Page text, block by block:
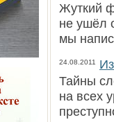
Жуткий
не ушёл
мы
24.08.2011
Тайны
на всех